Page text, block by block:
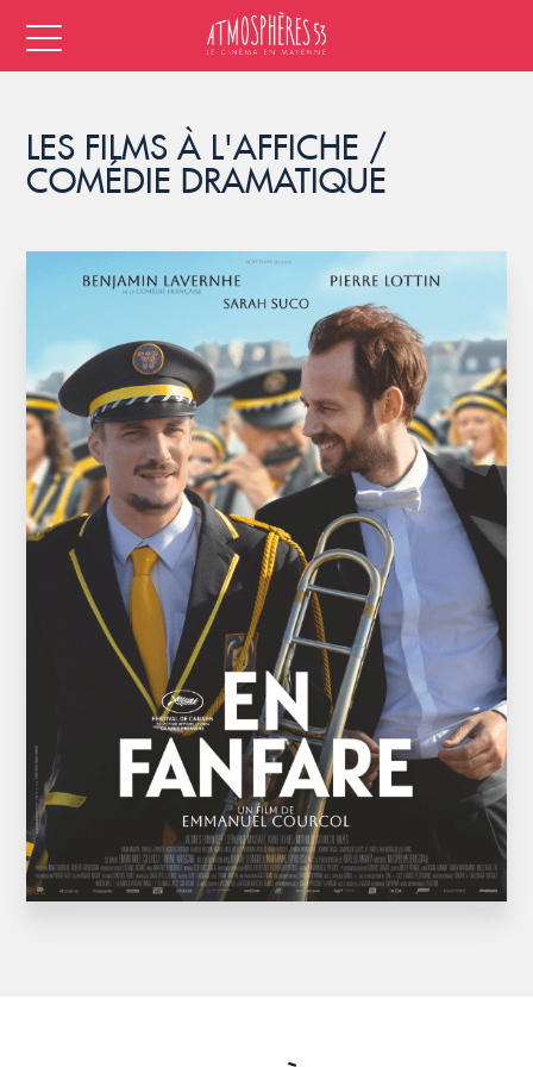
LES FILMS À L'AFFICHE /
COMÉDIE DRAMATIQUE